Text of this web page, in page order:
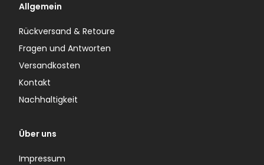
Allgemein
Rückversand & Retoure
Fragen und Antworten
Versandkosten
Kontakt
Nachhaltigkeit
Über uns
Impressum